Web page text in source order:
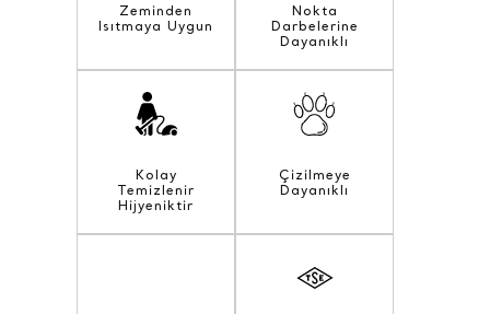
Zeminden
Isıtmaya Uygun
Nokta
Darbelerine
Dayanıklı
Kolay
Temizlenir
Hijyeniktir
Çizilmeye
Dayanıklı